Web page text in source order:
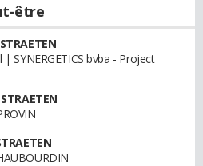
être
SYNERGETICS bvba - Project